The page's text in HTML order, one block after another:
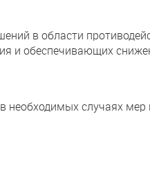
в области
и обеспечивающих
необходимых случаях мер